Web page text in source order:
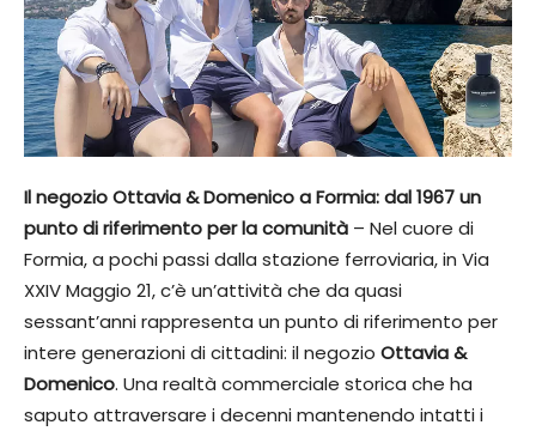
Il negozio Ottavia & Domenico a Formia: dal 1967 un
punto di riferimento per la comunità – Nel cuore di
Formia, a pochi passi dalla stazione ferroviaria, in Via
XXIV Maggio 21, c’è un’attività che da quasi
sessant’anni rappresenta un punto di riferimento per
intere generazioni di cittadini: il negozio Ottavia &
Domenico. Una realtà commerciale storica che ha
saputo attraversare i decenni mantenendo intatti i